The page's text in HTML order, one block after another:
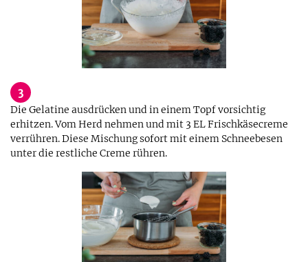
3
Die Gelatine ausdrücken und in einem Topf vorsichtig
erhitzen. Vom Herd nehmen und mit 3 EL Frischkäsecreme
verrühren. Diese Mischung sofort mit einem Schneebesen
unter die restliche Creme rühren.